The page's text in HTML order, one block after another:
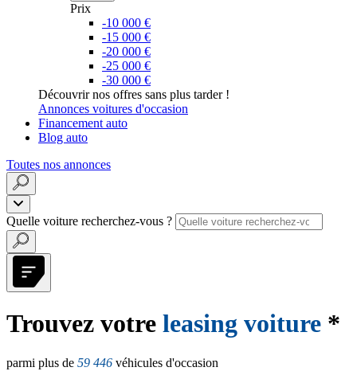
Prix
-10 000 €
-15 000 €
-20 000 €
-25 000 €
-30 000 €
Découvrir nos offres sans plus tarder !
Annonces voitures d'occasion
Financement auto
Blog auto
Toutes nos annonces
Quelle voiture recherchez-vous ?
Trouvez votre leasing voiture *
parmi plus de 59 446 véhicules d'occasion